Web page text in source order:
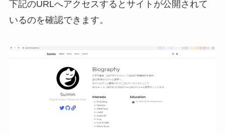
下記のURLへアクセスするとサイトが公開されて
いるのを確認できます。